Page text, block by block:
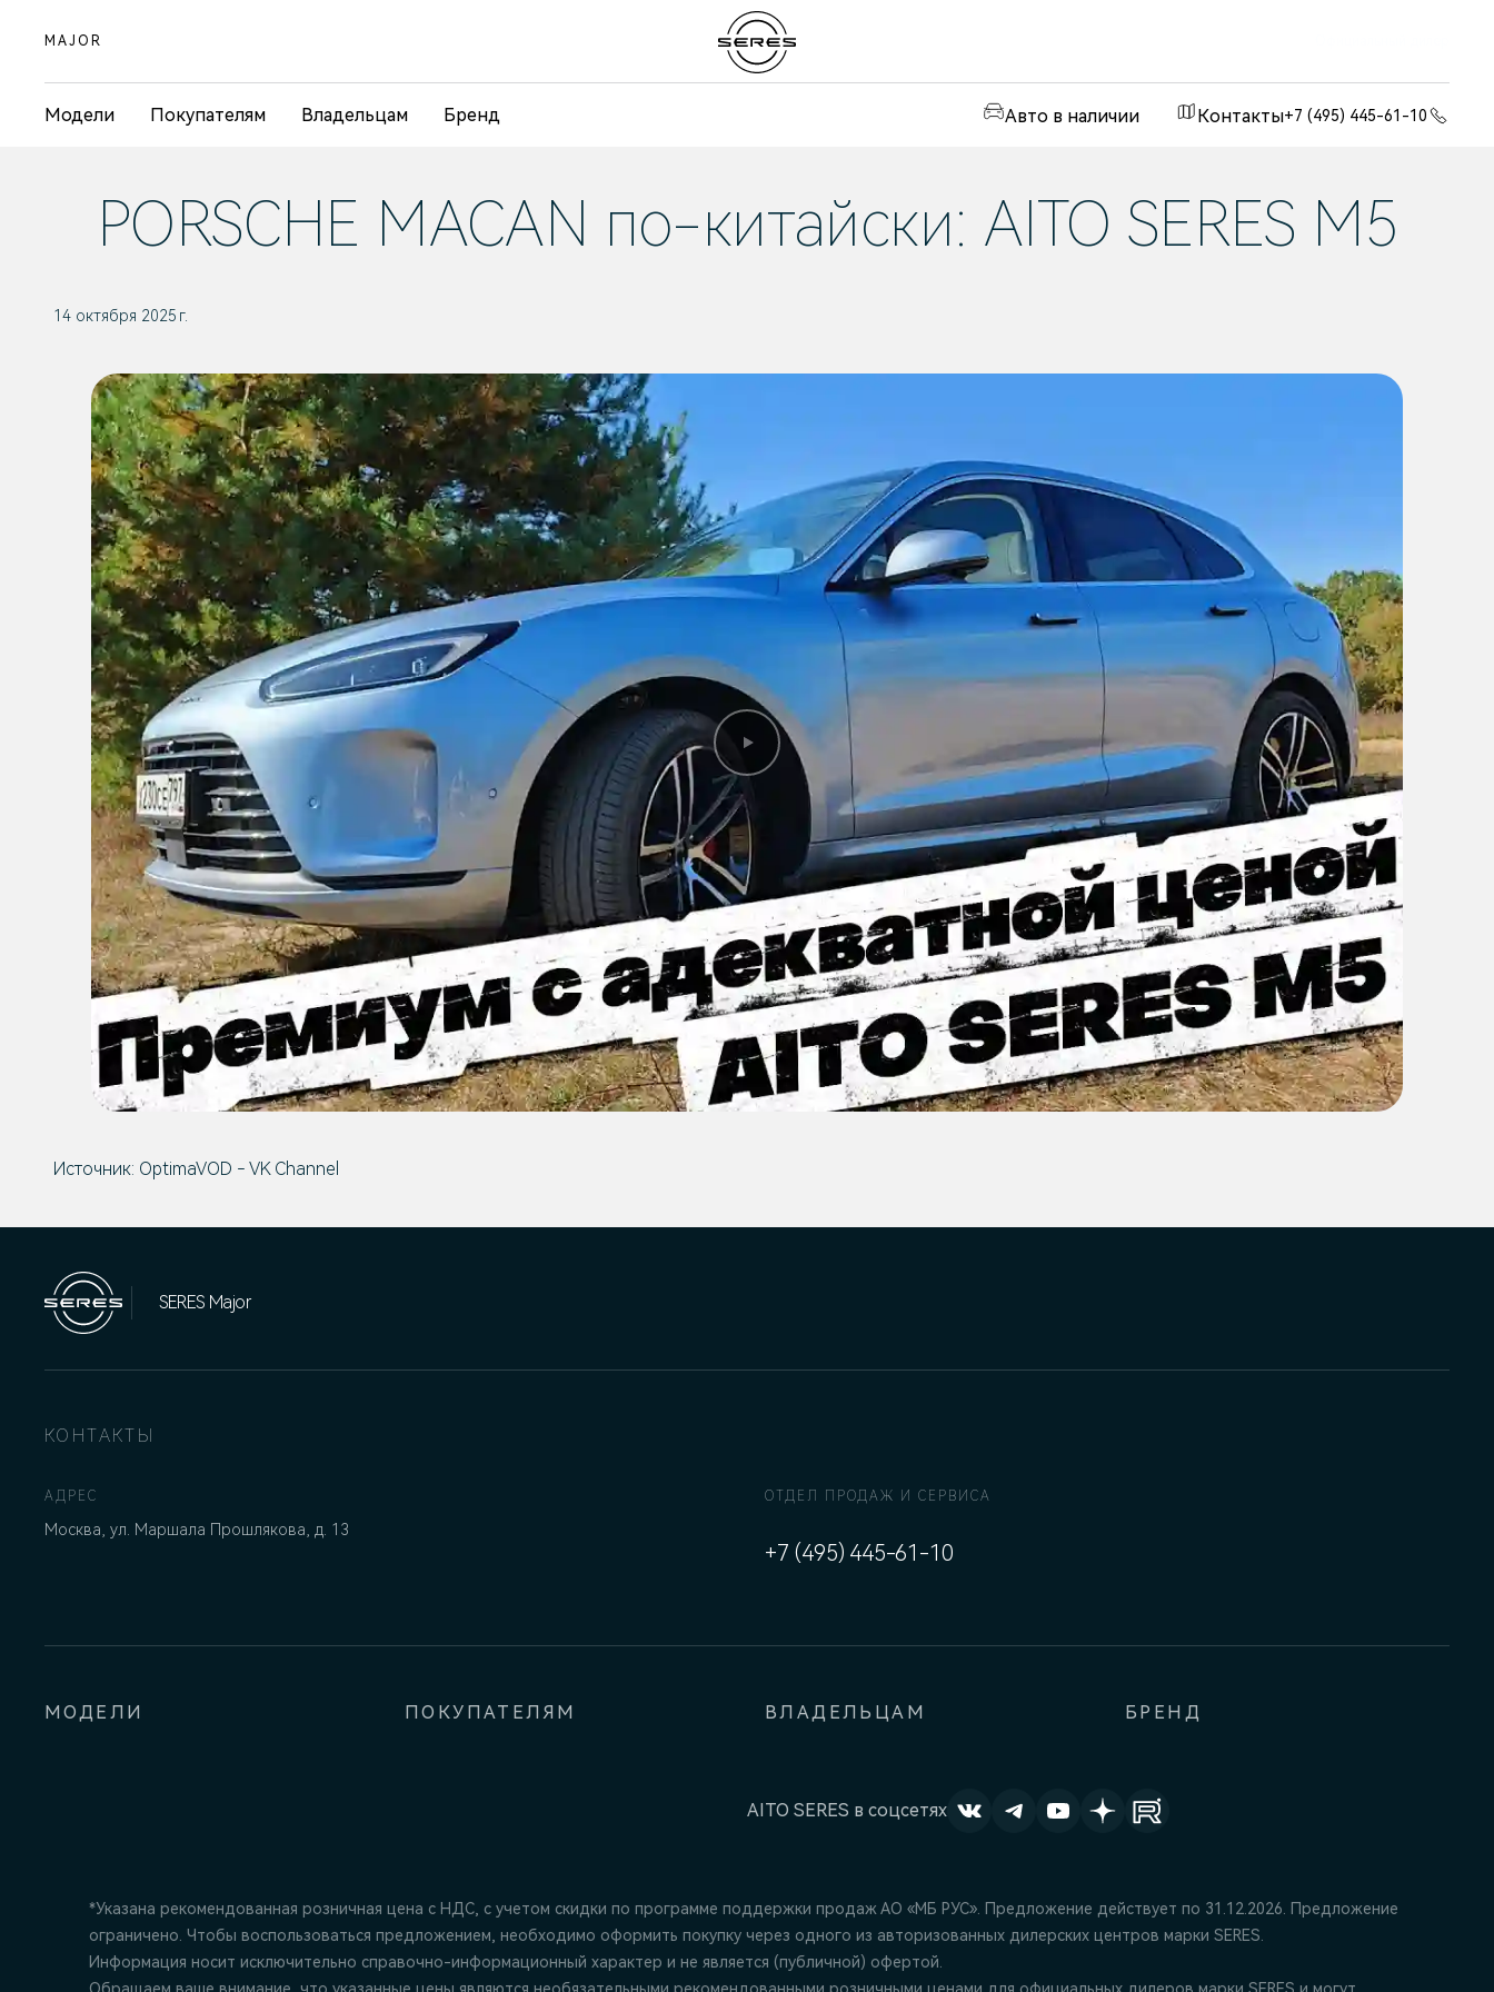
MAJOR
Модели Покупателям Владельцам Бренд Авто в наличии Контакты+7 (495) 445-61-10
PORSCHE MACAN по-китайски: AITO SERES M5
14 октября 2025 г.
Источник: OptimaVOD - VK Channel
AITO SERES в соцсетях
SERES Major
КОНТАКТЫ
АДРЕС
Москва, ул. Маршала Прошлякова, д. 13
ОТДЕЛ ПРОДАЖ И СЕРВИСА
+7 (495) 445-61-10
МОДЕЛИ ПОКУПАТЕЛЯМ ВЛАДЕЛЬЦАМ БРЕНД
*Указана рекомендованная розничная цена c НДС, с учетом скидки по программе поддержки продаж АО «МБ РУС». Предложение действует по 31.12.2026. Предложение
ограничено. Чтобы воспользоваться предложением, необходимо оформить покупку через одного из авторизованных дилерских центров марки SERES.
Информация носит исключительно справочно-информационный характер и не является (публичной) офертой.